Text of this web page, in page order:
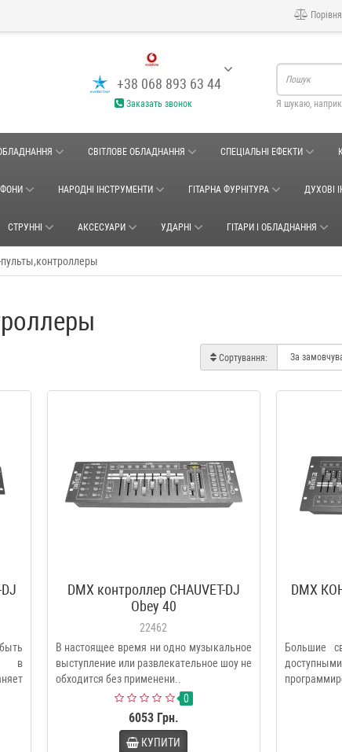
+38 068 893 63 44
Заказать звонок Я шукаю,
СВІТЛОВЕ ОБЛАДНАННЯ СПЕЦІАЛЬНІ ЕФЕКТИ
НАРОДНІ ІНСТРУМЕНТИ ГІТАРНА ФУРНІТУРА ДУХОВІ
СТРУННІ АКСЕСУАРИ УДАРНІ ГІТАРИ І ОБЛАДНАННЯ
пульты,контроллеры
Сортування:
в
DMX контроллер CHAUVET-DJ
Obey 40
22462
В настоящее время ни одно музыкальное
выступление или развлекательное шоу не
обходится без применени..
0
6053 Грн.
КУПИТИ
DMX
Большие